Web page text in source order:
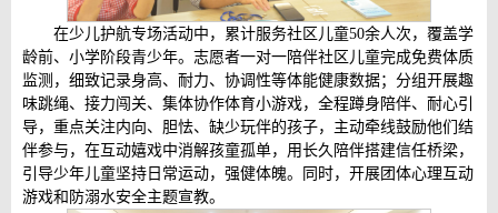
在少儿护航专场活动中，累计服务社区儿童50余人次，覆盖学
龄前、小学阶段青少年。志愿者一对一陪伴社区儿童完成免费体质
监测，细致记录身高、耐力、协调性等体能健康数据；分组开展趣
味跳绳、接力闯关、集体协作体育小游戏，全程蹲身陪伴、耐心引
导，重点关注内向、胆怯、缺少玩伴的孩子，主动牵线鼓励他们结
伴参与，在互动嬉戏中消解孩童孤单，用长久陪伴搭建信任桥梁，
引导少年儿童坚持日常运动，强健体魄。同时，开展 团体心理互动
游戏和 防溺水安全主题宣教。